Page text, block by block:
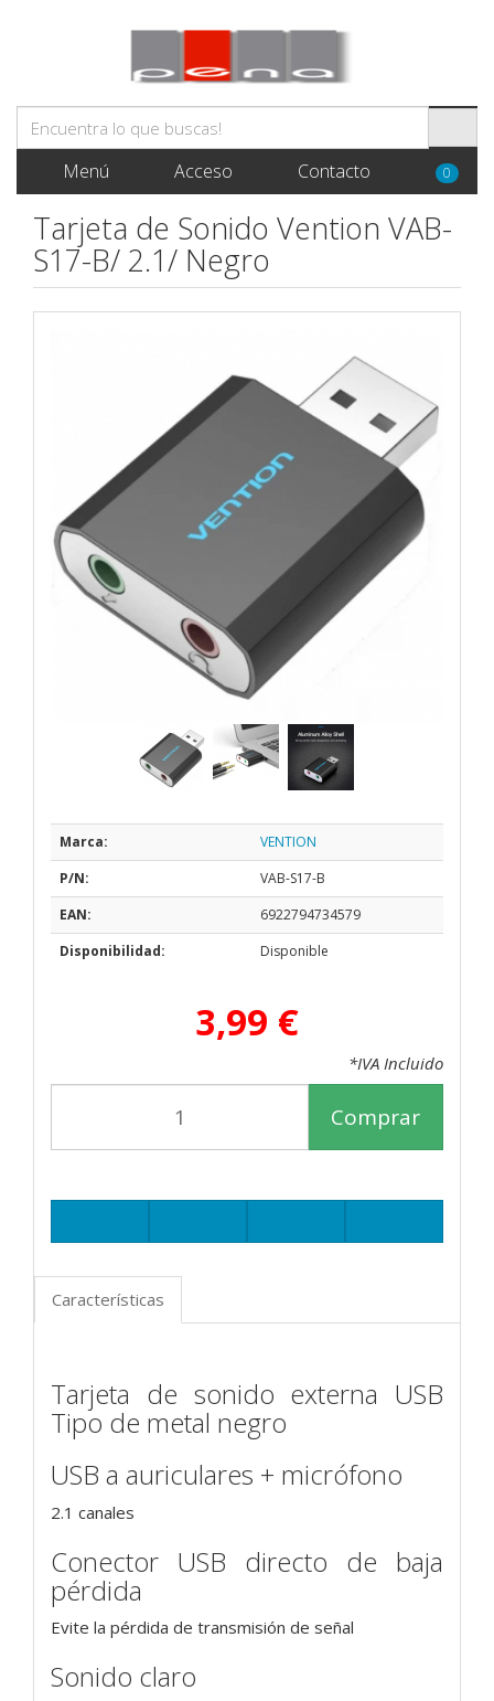
Menú Acceso Contacto 0
Tarjeta de Sonido Vention VAB-
S17-B/ 2.1/ Negro
Marca:
VENTION
P/N:
VAB-S17-B
EAN:
6922794734579
Disponibilidad:
Disponible
3,99 €
*IVA Incluido
Comprar
Características
Tarjeta de sonido externa USB
Tipo de metal negro
USB a auriculares + micrófono
2.1 canales
Conector USB directo de baja
pérdida
Evite la pérdida de transmisión de señal
Sonido claro